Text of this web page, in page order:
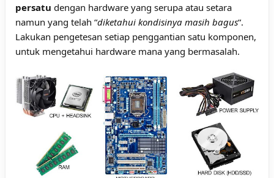
persatu dengan hardware yang serupa atau setara
namun yang telah “diketahui kondisinya masih bagus“.
Lakukan pengetesan setiap penggantian satu komponen,
untuk mengetahui hardware mana yang bermasalah.